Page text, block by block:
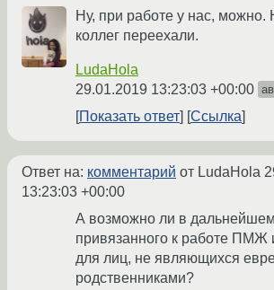
Ну, при работе у нас, можно.
коллег переехали.
LudaHola
29.01.2019 13:23:03 +00:00
Показать ответ Ссылка
Ответ на: комментарий от LudaHola
13:23:03 +00:00
А возможно ли в
привязанного к работе ПМЖ
для лиц, не являющихся
родственниками?